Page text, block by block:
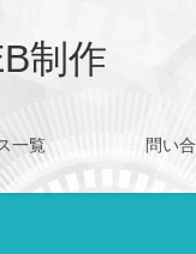
制作
一覧 問い